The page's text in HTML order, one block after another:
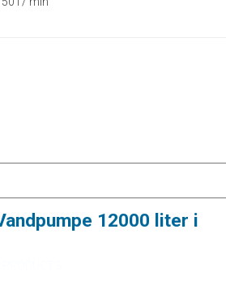
12000 liter i